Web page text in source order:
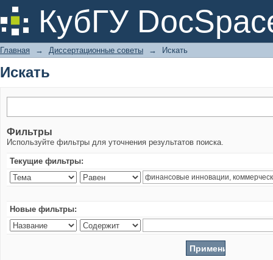
КубГУ
Искать
Главная → Диссертационные советы → Искать
Искать
Фильтры
Используйте фильтры для уточнения результатов поиска.
Текущие фильтры:
Новые фильтры: